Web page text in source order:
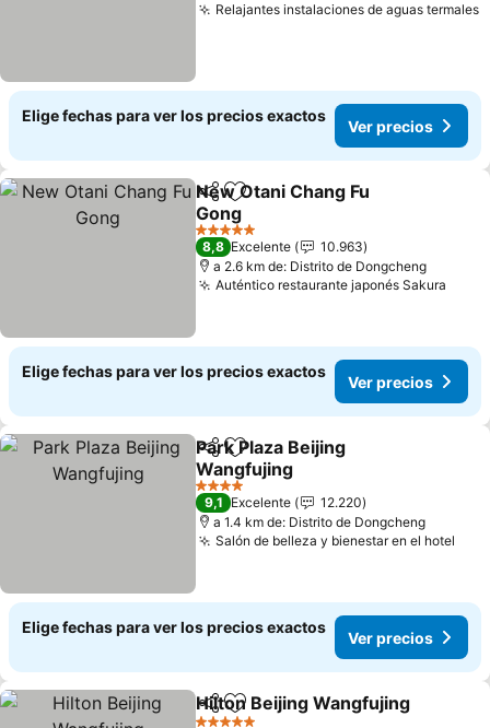
Relajantes instalaciones de aguas termales
Elige fechas para ver los precios exactos
Ver precios
CompartirAgregar a favoritos
New Otani Chang Fu
Gong
Ver precios
5 Estrellas
8,8 Excelente
10.963
a 2.6 km de: Distrito de Dongcheng
Auténtico restaurante japonés Sakura
Elige fechas para ver los precios exactos
Ver precios
CompartirAgregar a favoritos
Park Plaza Beijing
Wangfujing
Ver precios
4 Estrellas
9,1 Excelente
12.220
a 1.4 km de: Distrito de Dongcheng
Salón de belleza y bienestar en el hotel
Elige fechas para ver los precios exactos
Ver precios
CompartirAgregar a favoritos
Hilton Beijing Wangfujing